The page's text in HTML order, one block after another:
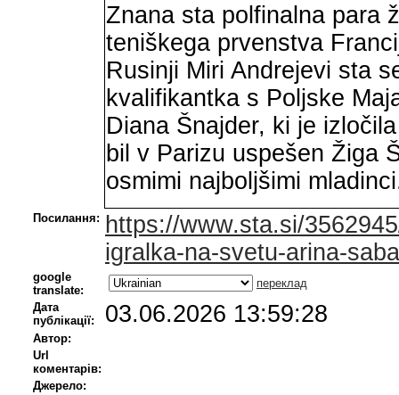
Znana sta polfinalna para
teniškega prvenstva
Rusinji Miri Andrejevi sta
kvalifikantka s Poljske
Diana Šnajder, ki je
bil v Parizu uspešen Žiga
osmimi najboljšimi
Посилання:
https://www.sta.si/
igralka-na-svetu-arina-
google
translate:
переклад
Дата
публікації:
03.06.2026 13:59:28
Автор:
Url
коментарів:
Джерело: